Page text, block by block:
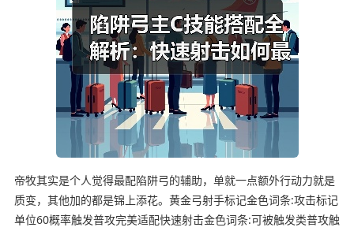
帝牧其实是个人觉得最配陷阱弓的辅助，单就一点额外行动力就是
质变，其他加的都是锦上添花。黄金弓射手标记金色词条:攻击标记
单位60概率触发普攻完美适配快速射击金色词条:可被触发类普攻触